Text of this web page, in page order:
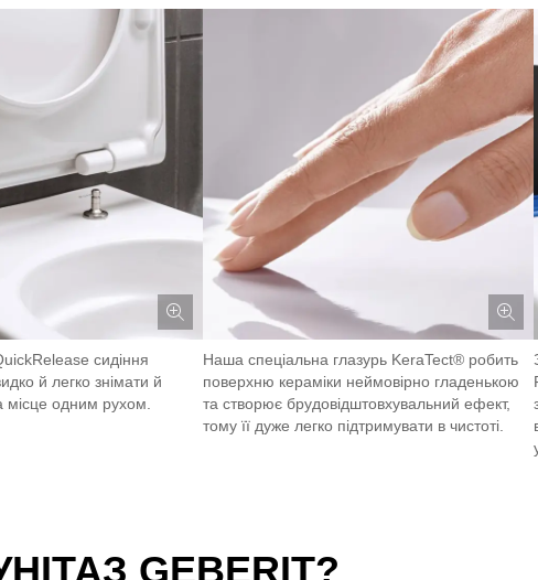
сидіння
й легко знімати й
місце одним рухом.
Наша спеціальна глазурь KeraTect® робить
поверхню кераміки неймовірно гладенькою
та створює брудовідштовхувальний ефект,
тому її дуже легко підтримувати в чистоті.
GEBERIT?